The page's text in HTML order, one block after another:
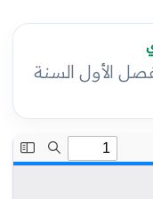
الأول السنة